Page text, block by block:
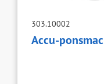
303.10002
Accu-